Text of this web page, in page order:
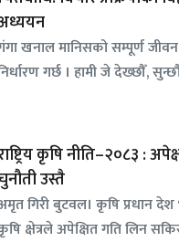
खनाल मानिसको सम्पूर्ण
गर्छ । हामी जे देख्छौँ,
कृषि नीति–२०८३ :
उस्तै
गिरी बुटवल। कृषि प्रधान देश
क्षेत्रले अपेक्षित गति लिन